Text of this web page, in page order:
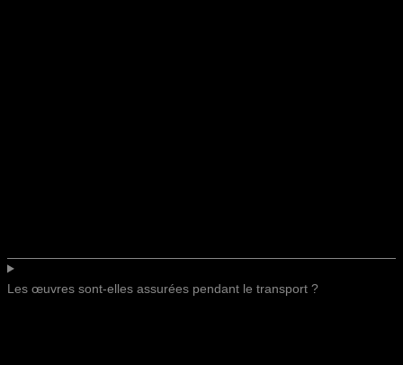
Les œuvres sont-elles assurées pendant le transport ?